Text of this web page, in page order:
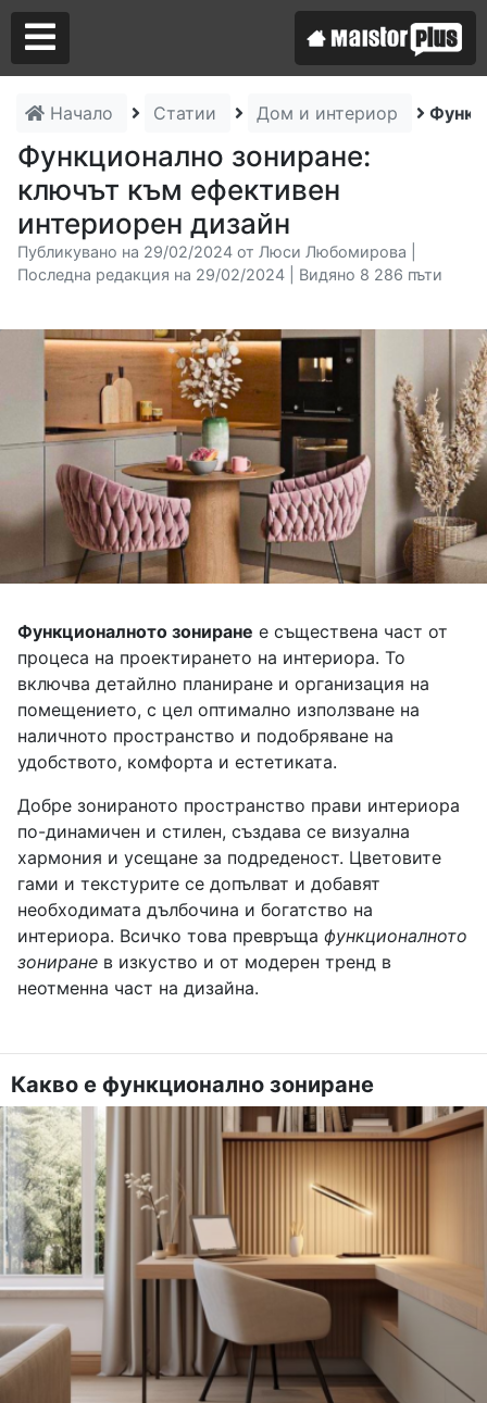
Начало Статии Дом и интериор
Функционално зониране:
ключът към ефективен
интериорен дизайн
Публикувано на 29/02/2024 от Люси Любомирова |
Последна редакция на 29/02/2024 | Видяно 8 286 пъти
Функционалното зониране е съществена част от
процеса на проектирането на интериора. То
включва детайлно планиране и организация на
помещението, с цел оптимално използване на
наличното пространство и подобряване на
удобството, комфорта и естетиката.
Добре зонираното пространство прави интериора
по-динамичен и стилен, създава се визуална
хармония и усещане за подреденост. Цветовите
гами и текстурите се допълват и добавят
необходимата дълбочина и богатство на
интериора. Всичко това превръща функционалното
зониране в изкуство и от модерен тренд в
неотменна част на дизайна.
Какво е функционално зониране
Аз съм майстор
Търся майстор